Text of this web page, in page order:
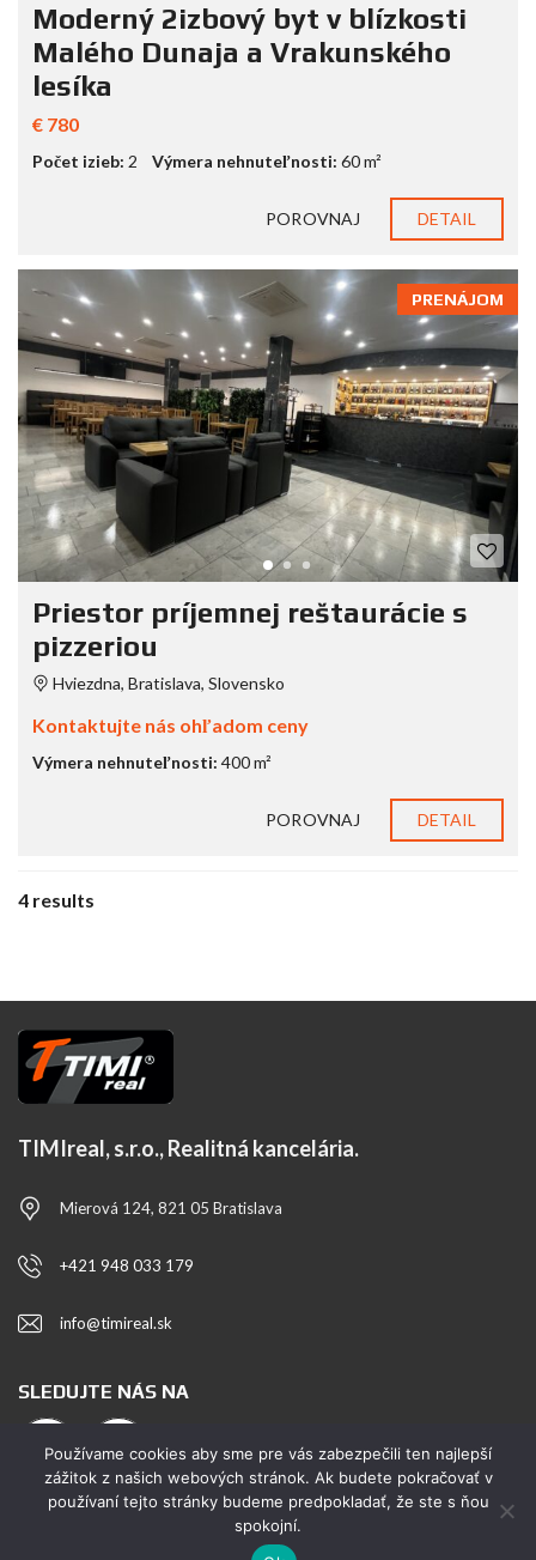
Moderný 2izbový byt v blízkosti
Malého Dunaja a Vrakunského
lesíka
€ 780
Počet izieb: 2 Výmera nehnuteľnosti: 60 m²
POROVNAJ DETAIL
PRENÁJOM
Priestor príjemnej reštaurácie s
pizzeriou
Hviezdna, Bratislava, Slovensko
Kontaktujte nás ohľadom ceny
Výmera nehnuteľnosti: 400 m²
POROVNAJ DETAIL
4 results
TIMIreal, s.r.o., Realitná kancelária.
Mierová 124, 821 05 Bratislava
+421 948 033 179
info@timireal.sk
SLEDUJTE NÁS NA
Používame cookies aby sme pre vás zabezpečili ten najlepší
zážitok z našich webových stránok. Ak budete pokračovať v
používaní tejto stránky budeme predpokladať, že ste s ňou
spokojní.